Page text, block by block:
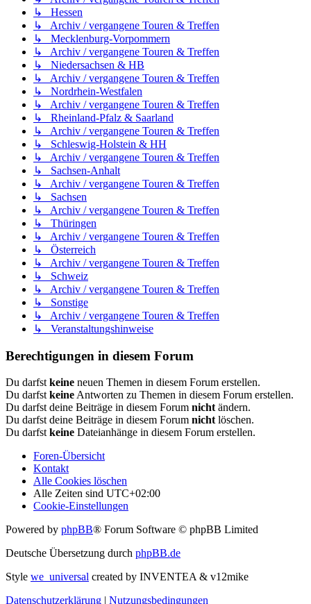
↳ Hessen
↳ Archiv / vergangene Touren & Treffen
↳ Mecklenburg-Vorpommern
↳ Archiv / vergangene Touren & Treffen
↳ Niedersachsen & HB
↳ Archiv / vergangene Touren & Treffen
↳ Nordrhein-Westfalen
↳ Archiv / vergangene Touren & Treffen
↳ Rheinland-Pfalz & Saarland
↳ Archiv / vergangene Touren & Treffen
↳ Schleswig-Holstein & HH
↳ Archiv / vergangene Touren & Treffen
↳ Sachsen-Anhalt
↳ Archiv / vergangene Touren & Treffen
↳ Sachsen
↳ Archiv / vergangene Touren & Treffen
↳ Thüringen
↳ Archiv / vergangene Touren & Treffen
↳ Österreich
↳ Archiv / vergangene Touren & Treffen
↳ Schweiz
↳ Archiv / vergangene Touren & Treffen
↳ Sonstige
↳ Archiv / vergangene Touren & Treffen
↳ Veranstaltungshinweise
Berechtigungen in diesem Forum
Du darfst keine neuen Themen in diesem Forum erstellen.
Du darfst keine Antworten zu Themen in diesem Forum erstellen.
Du darfst deine Beiträge in diesem Forum nicht ändern.
Du darfst deine Beiträge in diesem Forum nicht löschen.
Du darfst keine Dateianhänge in diesem Forum erstellen.
Foren-Übersicht
Kontakt
Alle Cookies löschen
Alle Zeiten sind UTC+02:00
Cookie-Einstellungen
Powered by phpBB® Forum Software © phpBB Limited
Deutsche Übersetzung durch phpBB.de
Style we_universal created by INVENTEA & v12mike
Datenschutzerklärung | Nutzungsbedingungen